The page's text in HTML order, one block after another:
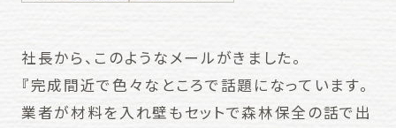
社長から、このようなメールがきました。
『完成間近で色々なところで話題になっています。
業者が材料を入れ壁もセットで森林保全の話で出